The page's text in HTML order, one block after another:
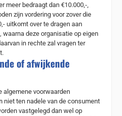
meer bedraagt dan €10.000,-,
zijn vordering voor zover die
uitkomt over te dragen aan
deze organisatie op eigen
in rechte zal vragen ter
of afwijkende
algemene voorwaarden
niet ten nadele van de consument
vastgelegd dan wel op